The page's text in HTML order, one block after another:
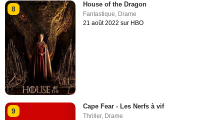
8
House of the Dragon
Fantastique, Drame
21 août 2022 sur HBO
9
Cape Fear - Les Nerfs à vif
Thriller, Drame